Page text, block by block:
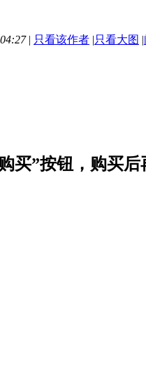
| 只看该作者 |只看大图 |
买”按钮，购买